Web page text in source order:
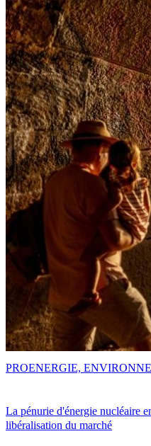
La pénurie d'énergie nucléaire
libéralisation du marché
PROENERGIE,